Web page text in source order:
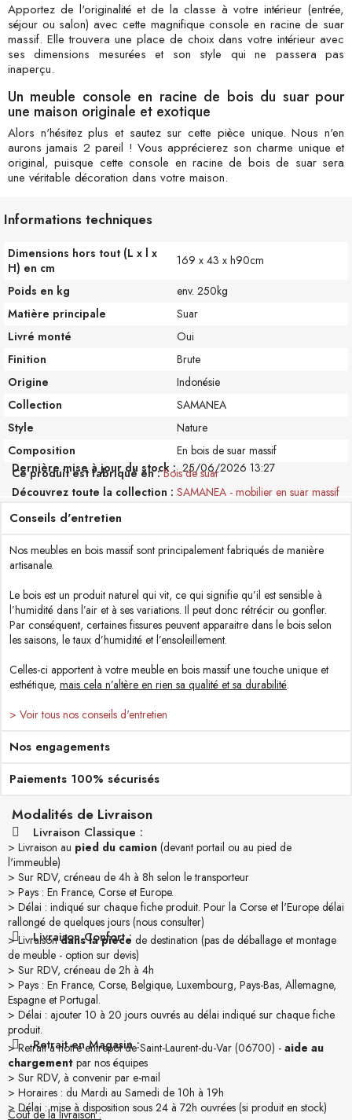
Apportez de l'originalité et de la classe à votre intérieur (entrée,
séjour ou salon) avec cette magnifique console en racine de suar
massif. Elle trouvera une place de choix dans votre intérieur avec
ses dimensions mesurées et son style qui ne passera pas
inaperçu.
Un meuble console en racine de bois du suar pour
une maison originale et exotique
Alors n'hésitez plus et sautez sur cette pièce unique. Nous n'en
aurons jamais 2 pareil ! Vous apprécierez son charme unique et
original, puisque cette console en racine de bois de suar sera
une véritable décoration dans votre maison.
Informations techniques
Dimensions hors tout (L x l x
H) en cm
169 x 43 x h90cm
Poids en kg
env. 250kg
Matière principale
Suar
Livré monté
Oui
Finition
Brute
Origine
Indonésie
Collection
SAMANEA
Style
Nature
Composition
En bois de suar massif
Dernière mise à jour du stock : 25/06/2026 13:27
Ce produit est fabriqué en Bois de suar
Découvrez toute la collection
SAMANEA - mobilier en suar massif
Conseils d'entretien
Nos meubles en bois massif sont principalement fabriqués de manière
artisanale.
Le bois est un produit naturel qui vit, ce qui signifie qu’il est sensible à
l’humidité dans l’air et à ses variations. Il peut donc rétrécir ou gonfler.
Par conséquent, certaines fissures peuvent apparaitre dans le bois selon
les saisons, le taux d’humidité et l’ensoleillement.
Celles-ci apportent à votre meuble en bois massif une touche unique et
esthétique, mais cela n’altère en rien sa qualité et sa durabilité.
> Voir tous nos conseils d'entretien
Nos engagements
Paiements 100% sécurisés
Modalités de Livraison
Livraison Classique :
> Livraison au pied du camion (devant portail ou au pied de
l'immeuble)
> Sur RDV, créneau de 4h à 8h selon le transporteur
> Pays : En France, Corse et Europe.
> Délai : indiqué sur chaque fiche produit. Pour la Corse et l'Europe délai
rallongé de quelques jours (nous consulter)
Livraison Confort :
> Livraisondans la pièce de destination (pas de déballage et montage
de meuble - option sur devis)
> Sur RDV, créneau de 2h à 4h
> Pays : En France, Corse, Belgique, Luxembourg, Pays-Bas, Allemagne,
Espagne et Portugal.
> Délai : ajouter 10 à 20 jours ouvrés au délai indiqué sur chaque fiche
produit.
Retrait en Magasin :
> Retrait à notre entrepôt de Saint-Laurent-du-Var (06700) - aide au
chargement par nos équipes
> Sur RDV, à convenir par e-mail
> Horaires : du Mardi au Samedi de 10h à 19h
> Délai : mise à disposition sous 24 à 72h ouvrées (si produit en stock)
Coût de la livraison :